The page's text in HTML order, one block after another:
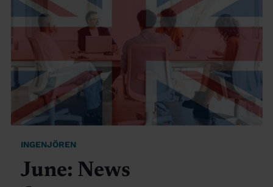
INGENJÖREN
June: News